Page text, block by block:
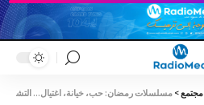
مجتمع > مسلسلات رمضان: حب، خيانة، اغتيال… التشويق